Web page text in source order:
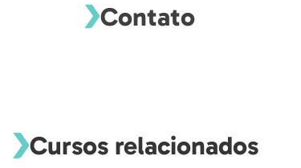
Contato
Cursos relacionados